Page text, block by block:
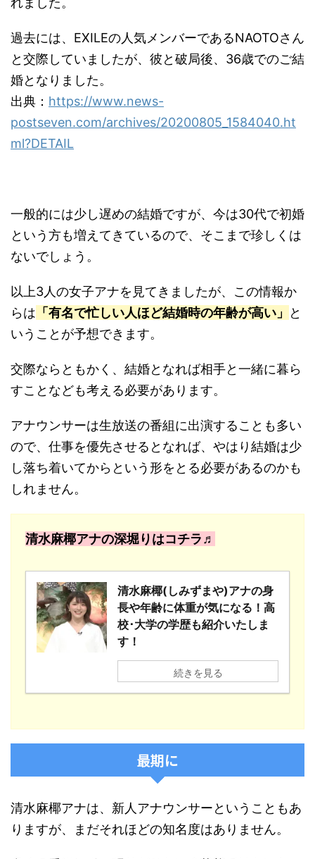
過去には、EXILEの人気メンバーであるNAOTOさん
と交際していましたが、彼と破局後、36歳でのご結
婚となりました。
出典： https://www.news-
postseven.com/archives/20200805_1584040.ht
ml?DETAIL
一般的には少し遅めの結婚ですが、今は30代で初婚
という方も増えてきているので、そこまで珍しくは
ないでしょう。
以上3人の女子アナを見てきましたが、この情報か
らは 「有名で忙しい人ほど結婚時の年齢が高い」
と
いうことが予想できます。
交際ならともかく、結婚となれば相手と一緒に暮ら
すことなども考える必要があります。
アナウンサーは生放送の番組に出演することも多い
ので、仕事を優先させるとなれば、やはり結婚は少
し落ち着いてからという形をとる必要があるのかも
しれません。
清水麻椰アナの深堀りはコチラ♬
清水麻椰(しみずまや)アナの身
長や年齢に体重が気になる！高
校･大学の学歴も紹介いたしま
す！
続きを見る
最期に
清水麻椰アナは、新人アナウンサーということもあ
りますが、まだそれほどの知名度はありません。